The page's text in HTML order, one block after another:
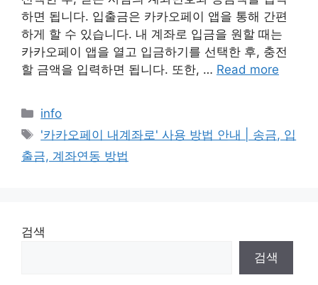
하면 됩니다. 입출금은 카카오페이 앱을 통해 간편
하게 할 수 있습니다. 내 계좌로 입금을 원할 때는
카카오페이 앱을 열고 입금하기를 선택한 후, 충전
할 금액을 입력하면 됩니다. 또한, … Read more
Categories
info
Tags
'카카오페이 내계좌로' 사용 방법 안내 | 송금, 입
출금, 계좌연동 방법
검색
검색